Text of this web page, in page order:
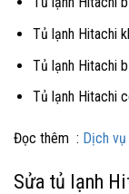
Tủ lạnh Hitachi
Tủ lạnh Hitachi
Tủ lạnh Hitachi
Đọc thêm : Dịch
Sửa tủ lạnh